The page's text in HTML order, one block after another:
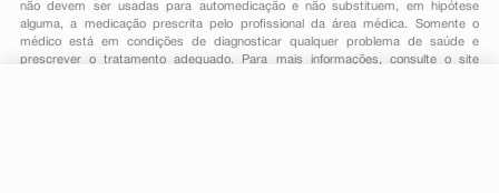
não devem ser usadas para automedicação e não substituem, em hipótese
alguma, a medicação prescrita pelo profissional da área médica. Somente o
médico está em condições de diagnosticar qualquer problema de saúde e
prescrever o tratamento adequado. Para mais informações, consulte o site